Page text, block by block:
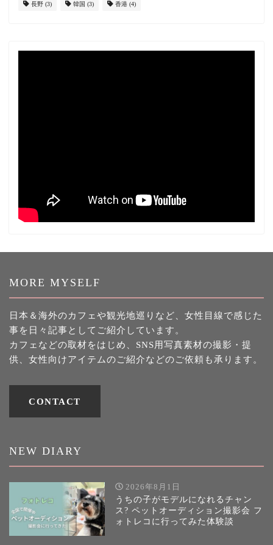
長野 (3) 韓国 (3) 香港 (4)
MORE MYSELF
日本＆海外のカフェや観光地巡りなど、女性目線で感じた
事を日々記事としてご紹介しています。
カフェなどの取材をはじめ、SNS用写真素材の撮影・提
供、女性向けアイテムのご紹介などのご依頼も承ります。
CONTACT
NEW DIARY
2026年8月1日
うちの子がモデルになれるチャン
ス? ペットオーディション撮影会 フ
ォトレコに行ってみた体験談